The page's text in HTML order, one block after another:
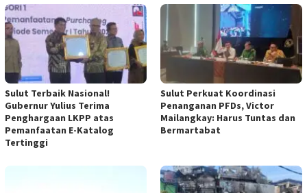
Sulut Terbaik Nasional!
Gubernur Yulius Terima
Penghargaan LKPP atas
Pemanfaatan E-Katalog
Tertinggi
Sulut Perkuat Koordinasi
Penanganan PFDs, Victor
Mailangkay: Harus Tuntas dan
Bermartabat